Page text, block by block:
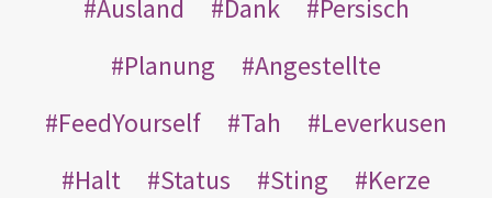
Ausland
Dank
Persisch
Planung
Angestellte
FeedYourself
Tah
Leverkusen
Halt
Status Sting
Kerze